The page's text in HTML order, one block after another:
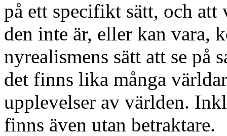
på ett specifikt sätt, och
den inte är, eller kan vara,
nyrealismens sätt att se på
det finns lika många
upplevelser av världen.
finns även utan betraktare.